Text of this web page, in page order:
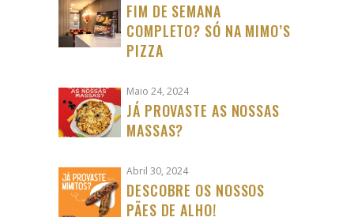
FIM DE SEMANA
COMPLETO? SÓ NA MIMO’S
PIZZA
Maio 24, 2024
JÁ PROVASTE AS NOSSAS
MASSAS?
Abril 30, 2024
DESCOBRE OS NOSSOS
PÃES DE ALHO!